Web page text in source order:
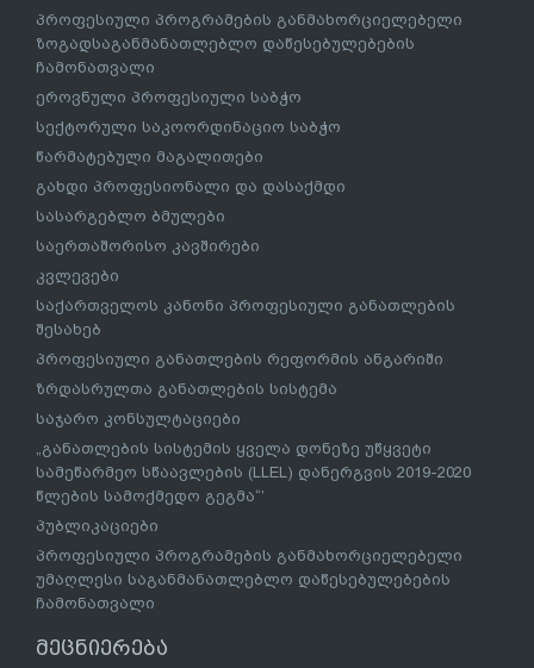
პროფესიული პროგრამების განმახორციელებელი
ზოგადსაგანმანათლებლო დაწესებულებების
ჩამონათვალი
ეროვნული პროფესიული საბჭო
სექტორული საკოორდინაციო საბჭო
წარმატებული მაგალითები
გახდი პროფესიონალი და დასაქმდი
სასარგებლო ბმულები
საერთაშორისო კავშირები
კვლევები
საქართველოს კანონი პროფესიული განათლების
შესახებ
პროფესიული განათლების რეფორმის ანგარიში
ზრდასრულთა განათლების სისტემა
საჯარო კონსულტაციები
„განათლების სისტემის ყველა დონეზე უწყვეტი
სამეწარმეო სწაავლების (LLEL) დანერგვის 2019-2020
წლების სამოქმედო გეგმა“’
პუბლიკაციები
პროფესიული პროგრამების განმახორციელებელი
უმაღლესი საგანმანათლებლო დაწესებულებების
ჩამონათვალი
მეცნიერება